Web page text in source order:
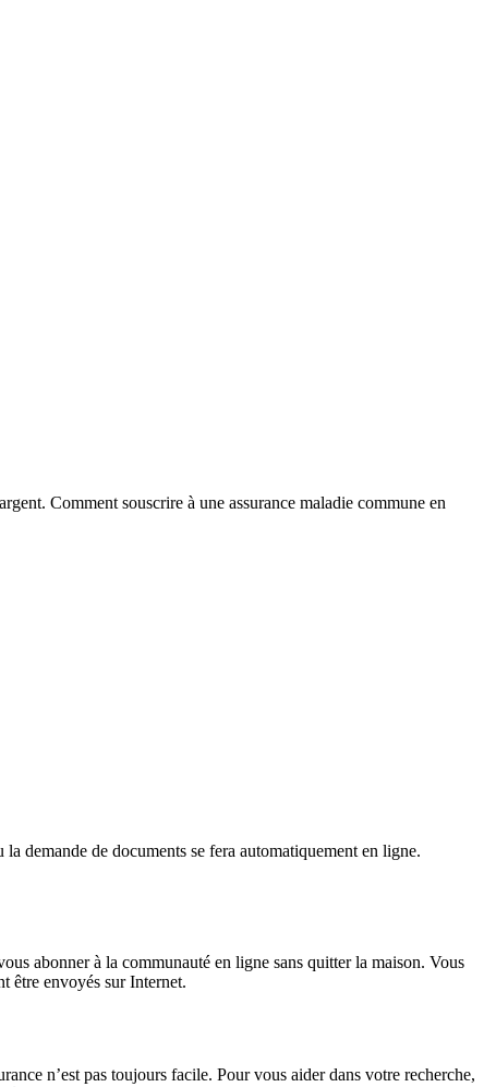
Comment souscrire à une assurance maladie commune en
demande de documents se fera automatiquement en ligne.
abonner à la communauté en ligne sans quitter la maison. Vous
être envoyés sur Internet.
n’est pas toujours facile. Pour vous aider dans votre recherche,